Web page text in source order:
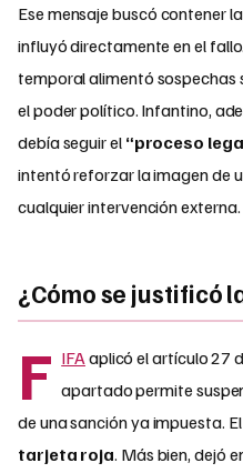
Ese mensaje buscó contener
influyó directamente en el
temporal alimentó sospechas
el poder político. Infantino,
debía seguir el “proceso
intentó reforzar la imagen de
cualquier intervención externa.
¿Cómo se justificó
F IFA aplicó el artículo 27
apartado permite
de una sanción ya impuesta.
tarjeta roja. Más bien, dejó